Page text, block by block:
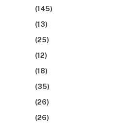
(145)
(13)
(25)
(12)
(18)
(35)
(26)
(26)